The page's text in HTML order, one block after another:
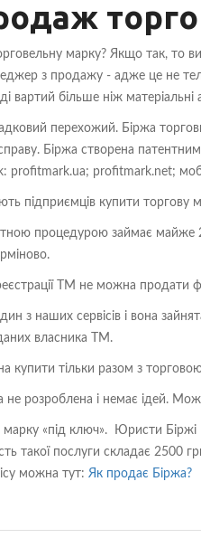
марку? Якщо так, то
з продажу - адже це не
вартий більше ніж матеріальні
перехожий. Біржа
Біржа створена
profitmark.ua; profitmark.net;
підприємців купити торгову
процедурою займає майже
ТМ не можна продати
з наших сервісів і вона
власника ТМ.
купити тільки разом з
не розроблена і немає ідей.
«під ключ». Юристи Біржі
такої послуги складає 2500
можна тут: Як продає Біржа?